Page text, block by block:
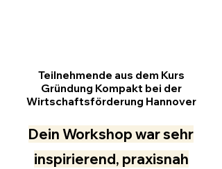
Teilnehmende aus dem Kurs
Gründung Kompakt bei der
Wirtschaftsförderung Hannover
Dein Workshop war sehr
inspirierend, praxisnah